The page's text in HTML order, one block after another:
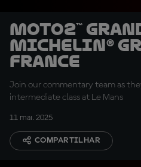
Moto2™
Michelin®
France
Join our commentary team as
intermediate class at Le Mans
11 mai. 2025
COMPARTILHAR